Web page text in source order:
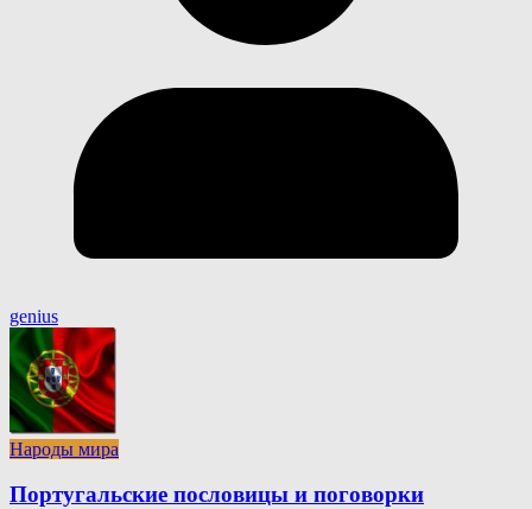
genius
Народы мира
Португальские пословицы и поговорки